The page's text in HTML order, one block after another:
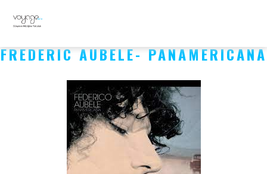
FREDERIC AUBELE- PANAMERICANA